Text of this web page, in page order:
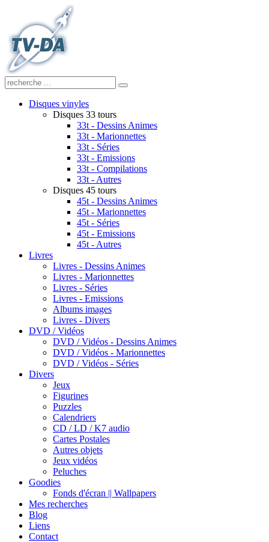
Disques vinyles
Disques 33 tours
33t - Dessins Animes
33t - Marionnettes
33t - Séries
33t - Emissions
33t - Compilations
33t - Autres
Disques 45 tours
45t - Dessins Animes
45t - Marionnettes
45t - Séries
45t - Emissions
45t - Autres
Livres
Livres - Dessins Animes
Livres - Marionnettes
Livres - Séries
Livres - Emissions
Albums images
Livres - Divers
DVD / Vidéos
DVD / Vidéos - Dessins Animes
DVD / Vidéos - Marionnettes
DVD / Vidéos - Séries
Divers
Jeux
Figurines
Puzzles
Calendriers
CD / LD / K7 audio
Cartes Postales
Autres objets
Jeux vidéos
Peluches
Goodies
Fonds d'écran || Wallpapers
Mes recherches
Blog
Liens
Contact